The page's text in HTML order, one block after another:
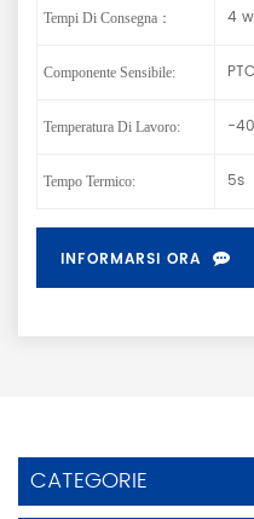
Tempi Di Consegna： 4
Componente Sensibile:
Temperatura Di Lavoro: -
Tempo Termico: 5s
INFORMARSI ORA
CATEGORIE